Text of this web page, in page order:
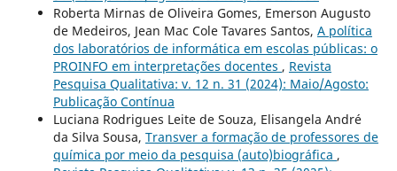
Roberta Mirnas de Oliveira Gomes, Emerson Augusto
de Medeiros, Jean Mac Cole Tavares Santos, A política
dos laboratórios de informática em escolas públicas: o
PROINFO em interpretações docentes , Revista
Pesquisa Qualitativa: v. 12 n. 31 (2024): Maio/Agosto:
Publicação Contínua
Luciana Rodrigues Leite de Souza, Elisangela André
da Silva Sousa, Transver a formação de professores de
química por meio da pesquisa (auto)biográfica ,